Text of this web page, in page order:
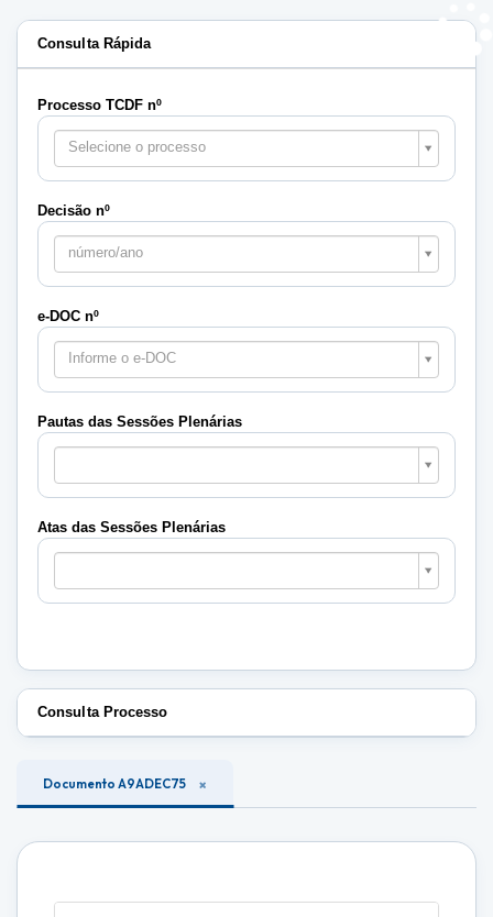
Consulta Rápida
Processo TCDF nº
Selecione o processo
Decisão nº
número/ano
e-DOC nº
Informe o e-DOC
Pautas das Sessões Plenárias
Pautas
Sessões
Plenárias
Atas das Sessões Plenárias
Atas
Sessões
Plenárias
Consulta Processo
Documento A9ADEC75